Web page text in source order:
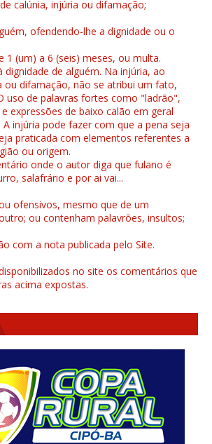
calúnia, injúria ou difamação;
ofendendo-lhe a dignidade ou o
1 (um) a 6 (seis) meses, ou multa.
dignidade de alguém. Na injúria, ao
ou difamação, não se atribui um fato,
uso de palavras fortes como "ladrão",
expressões de baixo calão em geral
injúria pode fazer com que a pena seja
praticada com elementos referentes a
ou origem.
onde o autor diga que fulano é
salafrário e por ai vai...
ofensivos, mesmo que de um
ou contenham palavrões, insultos;
com a nota publicada pelo Site.
no site os comentários que
acima expostas.